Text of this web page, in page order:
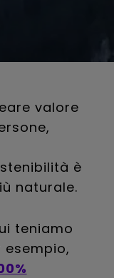
valore
è
naturale.
teniamo
esempio,